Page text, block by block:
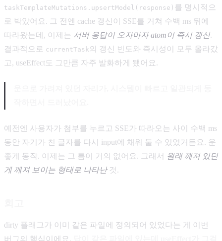
taskTemplateMutations.upsertModel(response) 를 명시적으
로 박았어요. 그 전엔 cache 갱신이 SSE를 거쳐 수백 ms 뒤에
따라왔는데, 이제는 서버 응답이 오자마자 atom이 즉시 갱신.
결과적으로 currentTask의 갱신 빈도와 즉시성이 모두 올라갔
고, useEffect도 그만큼 자주 발화하게 됐어요.
예전엔 사용자가 첨부를 누르고 SSE가 따라오는 사이 수백 ms
동안 자기가 친 글자를 다시 input에 채워 둘 수 있었거든요. 운
좋게 동작. 이제는 그 틈이 거의 없어요. 그래서 원래 깨져 있던
게 깨져 보이는 형태로 나타난것.
dirty 플래그가 이미 같은 파일에 정의되어 있었다는 게 이번
버그의 핵심이에요.